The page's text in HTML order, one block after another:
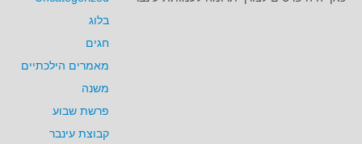
בלוג
חגים
מאמרים הילכתיים
משנה
פרשת שבוע
קבוצת עינבר